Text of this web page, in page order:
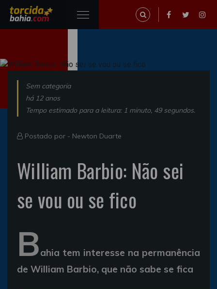
Sem categoria
há 12 anos
Tempo estimado para a leitura: 1 minuto, 49 segundos.
Postado por - Newton Duarte
William Barbio: Não sei
se vou ou se fico
Bahia tem interesse na permanência
de William Barbio, que não sabe se fica